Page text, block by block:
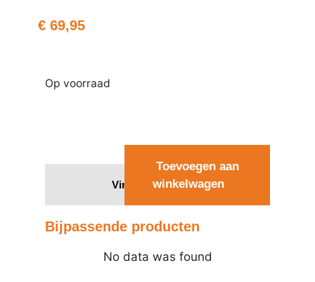
€ 69,95
Op voorraad
Toevoegen aan
winkelwagen
Vind een dealer
Bijpassende producten
No data was found